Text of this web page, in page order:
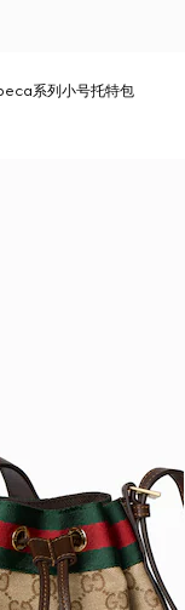
系列小号托特包